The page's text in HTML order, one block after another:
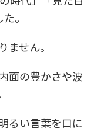
。
ません。
面の豊かさや波
るい言葉を口に